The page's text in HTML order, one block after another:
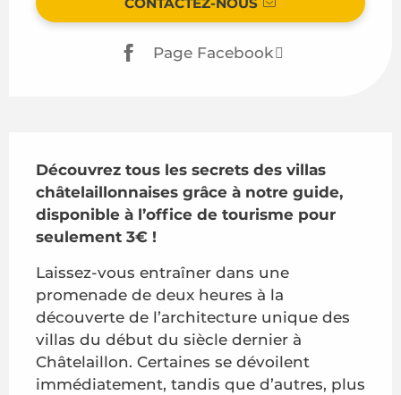
Page Facebook
Découvrez tous les secrets des villas
châtelaillonnaises grâce à notre guide,
disponible à l’office de tourisme pour
seulement 3€ !
Laissez-vous entraîner dans une
promenade de deux heures à la
découverte de l’architecture unique des
villas du début du siècle dernier à
Châtelaillon. Certaines se dévoilent
immédiatement, tandis que d’autres, plus